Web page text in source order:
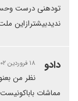
تودهنی درست
ندیدبیشترازاین
دادو ۱۸ فروردین ۱۴۰۲ | ۲۰:۴۰
نظر من
مماشات